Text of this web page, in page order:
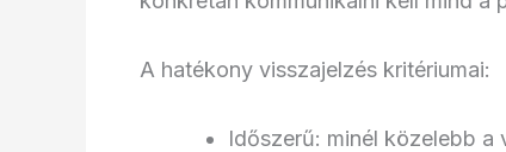
A hatékony visszajelzés kritériumai:
Időszerű: minél közelebb